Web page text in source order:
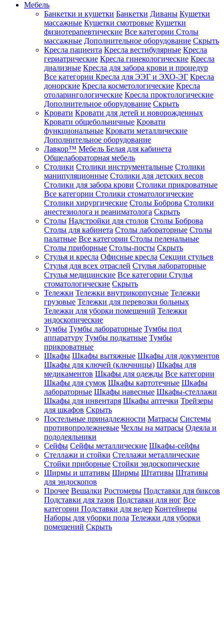
Мебель
Банкетки и кушетки Банкетки Диваны Кушетки
массажные Кушетки смотровые Кушетки
физиотерапевтические Все категории Столы
массажные Дополнительное оборудование Скрыть
Кресла пациента Кресла вестибулярные Кресла
гериатрические Кресла гинекологические Кресла
диализные Кресла для забора крови и процедур
Все категории Кресла для ЭЭГ и ЭХО-ЭГ Кресла
донорские Кресла косметологические Кресла
отоларингологические Кресла проктологические
Дополнительное оборудование Скрыть
Кровати Кровати для детей и новорожденных
Кровати общебольничные Кровати
функциональные Кровати металлические
Дополнительное оборудование
Лавкор™ Мебель Белая для кабинета
Общелабораторная мебель
Столики Столики инструментальные Столики
манипуляционные Столики для детских весов
Столики для забора крови Столики прикроватные
Все категории Столики стоматологические
Столики хирургические Столы Боброва Столики
анестезиолога и реаниматолога Скрыть
Столы Надстройки для столов Столы Боброва
Столы для кабинета Столы лабораторные Столы
палатные Все категории Столы пеленальные
Столы приборные Столы-посты Скрыть
Стулья и кресла Офисные кресла Секции стульев
Стулья для всех отраслей Стулья лабораторные
Стулья медицинские Все категории Стулья
стоматологические Скрыть
Тележки Тележки внутрикорпусные Тележки
грузовые Тележки для перевозки больных
Тележки для уборки помещений Тележки
эндоскопические
Тумбы Тумбы лабораторные Тумбы под
аппаратуру Тумбы подкатные Тумбы
прикроватные
Шкафы Шкафы вытяжные Шкафы для документов
Шкафы для ключей (ключницы) Шкафы для
медикаментов Шкафы для одежды Все категории
Шкафы для сумок Шкафы картотечные Шкафы
лабораторные Шкафы навесные Шкафы-стеллажи
Шкафы для инвентаря Шкафы аптечки Трейзеры
для шкафов Скрыть
Постельные принадлежности Матрасы Системы
противопролежневые Чехлы на матрасы Одеяла и
пододеяльники
Сейфы Сейфы металлические Шкафы-сейфы
Стеллажи и стойки Стеллажи металлические
Стойки приборные Стойки эндоскопические
Ширмы и штативы Ширмы Штативы Штативы
для эндоскопов
Прочее Вешалки Ростомеры Подставки для биксов
Подставки для тазов Подставки для ног Все
категории Подставки для ведер Контейнеры
Наборы для уборки пола Тележки для уборки
помещений Скрыть